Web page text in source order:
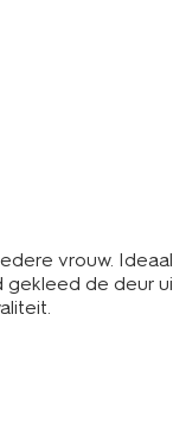
vrouw.
de deur